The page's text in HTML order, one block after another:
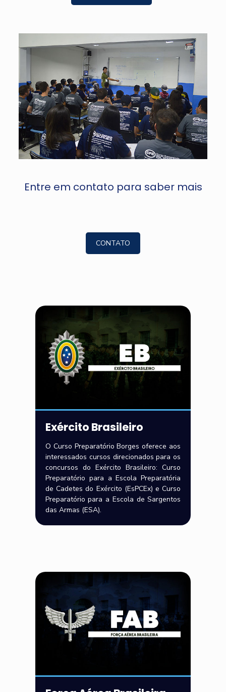
Entre em contato para saber mais
CONTATO
Exército Brasileiro
O Curso Preparatório Borges oferece aos
interessados cursos direcionados para os
concursos do Exército Brasileiro: Curso
Preparatório para a Escola Preparatória
de Cadetes do Exército (EsPCEx) e Curso
Preparatório para a Escola de Sargentos
das Armas (ESA).